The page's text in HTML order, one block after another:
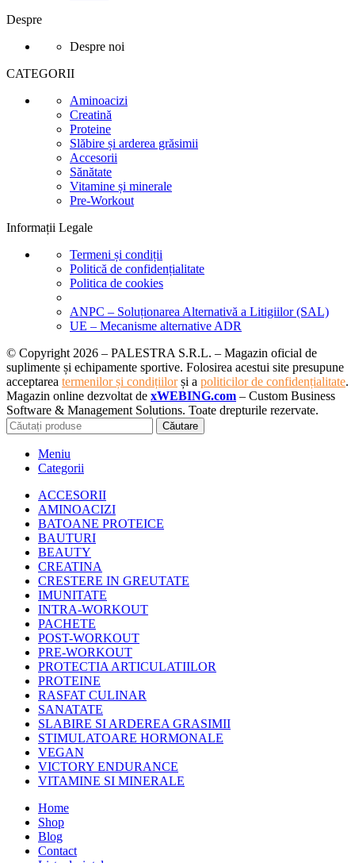
Despre
Despre noi
CATEGORII
Aminoacizi
Creatină
Proteine
Slăbire și arderea grăsimii
Accesorii
Sănătate
Vitamine și minerale
Pre-Workout
Informații Legale
Termeni și condiții
Politică de confidențialitate
Politica de cookies
ANPC – Soluționarea Alternativă a Litigiilor (SAL)
UE – Mecanisme alternative ADR
© Copyright 2026 – PALESTRA S.R.L. – Magazin oficial de
suplimente și echipamente sportive. Folosirea acestui site presupune
acceptarea termenilor și condițiilorși a politicilor de confidențialitate.
Magazin online dezvoltat de xWEBING.com – Custom Business
Software & Management Solutions. Toate drepturile rezervate.
Căutare
Meniu
Categorii
ACCESORII
AMINOACIZI
BATOANE PROTEICE
BAUTURI
BEAUTY
CREATINA
CRESTERE IN GREUTATE
IMUNITATE
INTRA-WORKOUT
PACHETE
POST-WORKOUT
PRE-WORKOUT
PROTECTIA ARTICULATIILOR
PROTEINE
RASFAT CULINAR
SANATATE
SLABIRE SI ARDEREA GRASIMII
STIMULATOARE HORMONALE
VEGAN
VICTORY ENDURANCE
VITAMINE SI MINERALE
Home
Shop
Blog
Contact